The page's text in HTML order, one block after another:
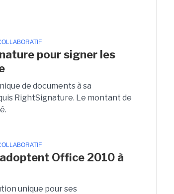
pour signer les
de documents à sa
RightSignature. Le montant de
Office 2010 à
unique pour ses